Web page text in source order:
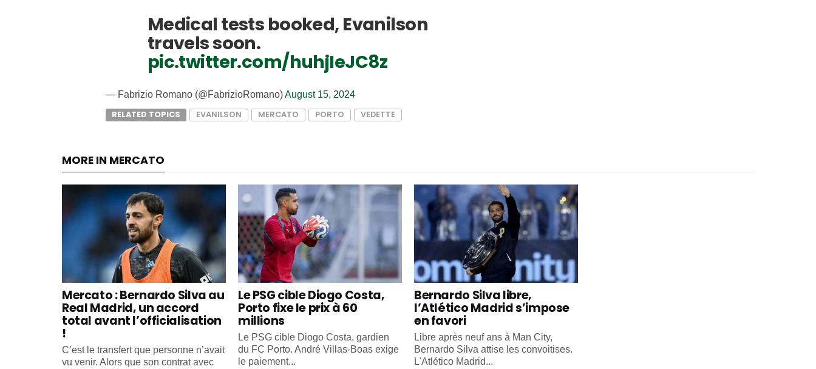
Medical tests booked, Evanilson
travels soon.
pic.twitter.com/huhjIeJC8z
— Fabrizio Romano (@FabrizioRomano)August 15, 2024
RELATED TOPICS
EVANILSON MERCATO PORTO VEDETTE
MORE IN MERCATO
Mercato : Bernardo Silva au
Real Madrid, un accord
total avant l’officialisation
!
C’est le transfert que personne n’avait
vu venir. Alors que son contrat avec
Le PSG cible Diogo Costa,
Porto fixe le prix à 60
millions
Le PSG cible Diogo Costa, gardien
du FC Porto. André Villas-Boas exige
le paiement...
Bernardo Silva libre,
l’Atlético Madrid s’impose
en favori
Libre après neuf ans à Man City,
Bernardo Silva attise les convoitises.
L'Atlético Madrid...